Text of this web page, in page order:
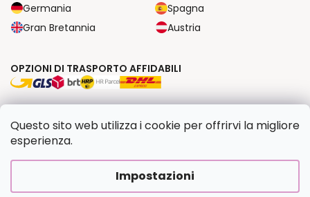
Questo sito web utilizza i cookie per offrirvi la migliore
esperienza.
Impostazioni
Germania
Spagna
Gran Bretannia
Austria
OPZIONI DI TRASPORTO AFFIDABILI
Creato da Shoptet Premium|UpraviloFV STUDIO
Copyright 2026 Dipingilo.it . Tutti i diritti riservati.